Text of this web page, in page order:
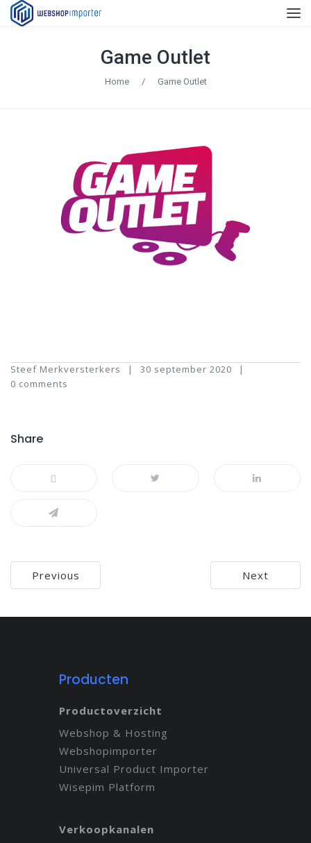
Game Outlet
Home / Game Outlet
Steef Merkversterkers
30 september 2020
0 comments
Share
Bericht
navigatie
Previous Next
Producten
Productoverzicht
Webshop & Hosting
Webshopimporter
Universal Product Importer
Wisepim Platform
Verkoopkanalen